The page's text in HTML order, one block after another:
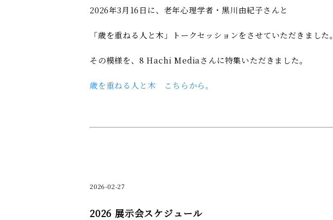
2026年3月16日に、老年心理学者・黒川由紀子さんと
「歳を重ねる人と木」トークセッションをさせていただきました。
その模様を、8 Hachi Mediaさんに特集いただきました。
歳を重ねる人と木 こちらから。
2026-02-27
2026 展示会スケジュール